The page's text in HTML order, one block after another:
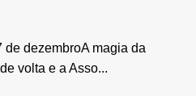
dezembroA magia da
volta e a Asso...